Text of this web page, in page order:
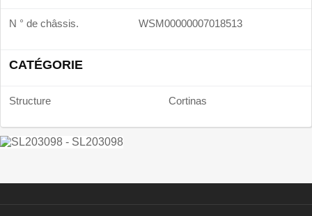
N ° de châssis. WSM00000007018513
CATÉGORIE
Structure Cortinas